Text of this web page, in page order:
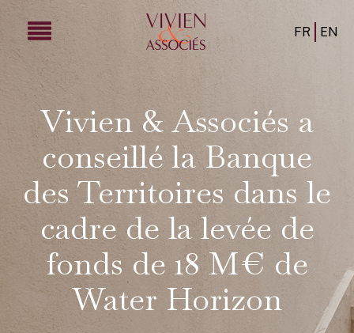
FR EN
Vivien & Associés a
conseillé la Banque
des Territoires dans le
cadre de la levée de
fonds de 18 M€ de
Water Horizon